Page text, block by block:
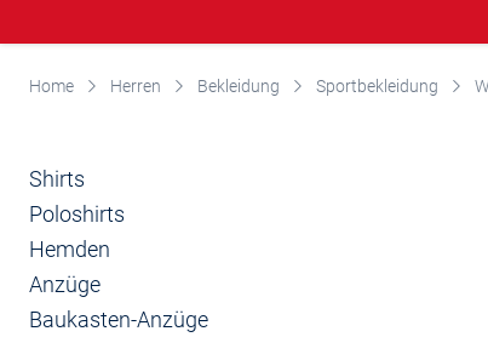
Home Herren Bekleidung Sportbekleidung
Shirts
Poloshirts
Hemden
Anzüge
Baukasten-Anzüge